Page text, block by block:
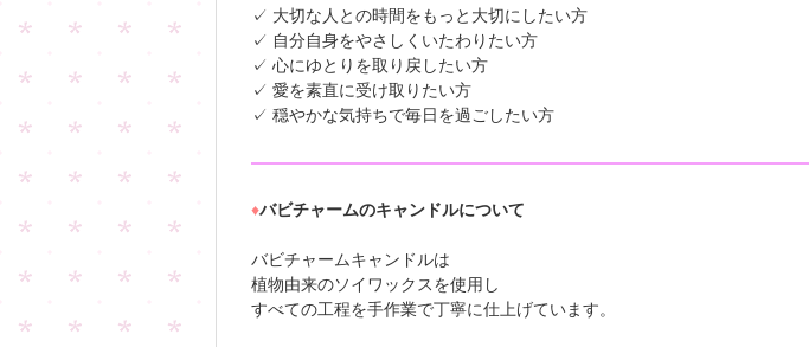
✓ 大切な人との時間をもっと大切にしたい方
✓ 自分自身をやさしくいたわりたい方
✓ 心にゆとりを取り戻したい方
✓ 愛を素直に受け取りたい方
✓ 穏やかな気持ちで毎日を過ごしたい方
♦バビチャームのキャンドルについて
バビチャームキャンドルは
植物由来のソイワックスを使用し
すべての工程を手作業で丁寧に仕上げています。